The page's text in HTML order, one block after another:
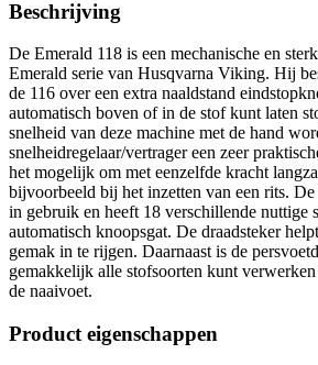
Beschrijving
De Emerald 118 is een mechanische en
Emerald serie van Husqvarna Viking. Hij
de 116 over een extra naaldstand
automatisch boven of in de stof kunt laten
snelheid van deze machine met de hand
snelheidregelaar/vertrager een zeer
het mogelijk om met eenzelfde kracht
bijvoorbeeld bij het inzetten van een rits.
in gebruik en heeft 18 verschillende nuttige
automatisch knoopsgat. De draadsteker
gemak in te rijgen. Daarnaast is de
gemakkelijk alle stofsoorten kunt
de naaivoet.
Product eigenschappen